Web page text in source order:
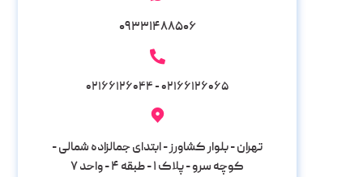
۰۹۳۳۱۴۸۸۵۰۶
۰۲۱۶۶۱۲۶۰۶۵ - ۰۲۱۶۶۱۲۶۰۴۴
تهران - بلوار کشاورز - ابتدای جمالزاده شمالی -
کوچه سرو - پلاک ۱ - طبقه ۴ - واحد ۷